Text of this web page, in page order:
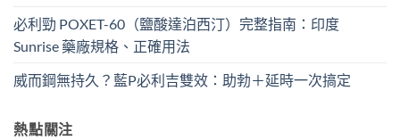
必利勁 POXET-60（鹽酸達泊西汀）完整指南：印度
Sunrise 藥廠規格、正確用法
威而鋼無持久？藍P必利吉雙效：助勃＋延時一次搞定
熱點關注